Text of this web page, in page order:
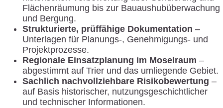
Flächenräumung bis zur Bauaushubüberwachung
und Bergung.
Strukturierte, prüffähige Dokumentation –
Unterlagen für Planungs-, Genehmigungs- und
Projektprozesse.
Regionale Einsatzplanung im Moselraum –
abgestimmt auf Trier und das umliegende Gebiet.
Sachlich nachvollziehbare Risikobewertung –
auf Basis historischer, nutzungsgeschichtlicher
und technischer Informationen.